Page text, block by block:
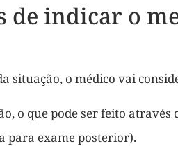
de indicar o
situação, o médico vai
o que pode ser feito
para exame posterior).